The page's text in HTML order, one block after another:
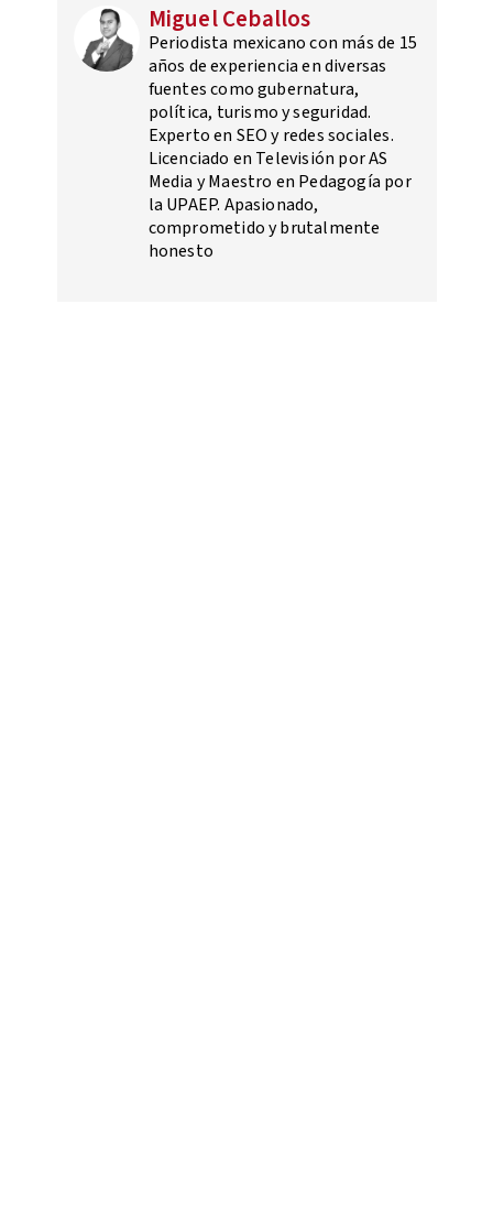
Miguel Ceballos
Periodista mexicano con más de 15
años de experiencia en diversas
fuentes como gubernatura,
política, turismo y seguridad.
Experto en SEO y redes sociales.
Licenciado en Televisión por AS
Media y Maestro en Pedagogía por
la UPAEP. Apasionado,
comprometido y brutalmente
honesto